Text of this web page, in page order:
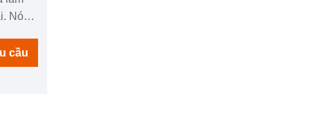
Nó
thúc
hôi
cầu